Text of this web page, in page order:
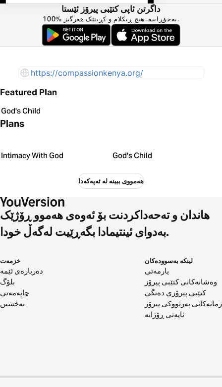
داگرتن ئاپی کتێبی پیرۆز ئێستا
100% بەخۆڕاییە. هیچ ڕیکلام و کڕینێک هەرگیز.
https://compassionkenya.org/
Featured Plan
God's Child
Plans
Intimacy With God God's Child
هەمووی ببینە لە ئەپەکەدا
هاندان و تەحەداکردنت بۆ ئەوەی هەموو ڕۆژێک
بەدوای ئینتیمادا بگەڕێیت لەگەڵ خودا.
خزمەت
دەربارەی ئێمە
بلۆگ
چاپەمەنی
بەخشین
لینکە بەسوودەکان
یارمەتی
وەشانەکانی کتێبی پیرۆز
کتێبی پیرۆزی دەنگی
زمانەکانی پەرتووکی پیرۆز
ئایەتی ڕۆژانە